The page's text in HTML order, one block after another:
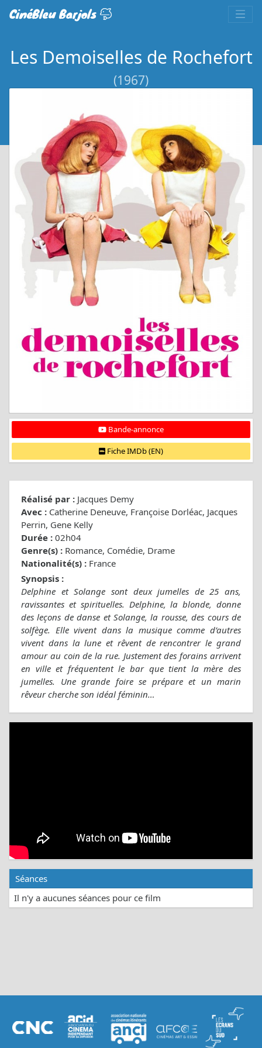
CinéBleu Barjols
Les Demoiselles de Rochefort
(1967)
Bande-annonce
Fiche IMDb (EN)
Réalisé par : Jacques Demy
Avec : Catherine Deneuve, Françoise Dorléac, Jacques
Perrin, Gene Kelly
Durée : 02h04
Genre(s) : Romance, Comédie, Drame
Nationalité(s) : France
Synopsis :
Delphine et Solange sont deux jumelles de 25 ans,
ravissantes et spirituelles. Delphine, la blonde, donne
des leçons de danse et Solange, la rousse, des cours de
solfège. Elle vivent dans la musique comme d’autres
vivent dans la lune et rêvent de rencontrer le grand
amour au coin de la rue. Justement des forains arrivent
en ville et fréquentent le bar que tient la mère des
jumelles. Une grande foire se prépare et un marin
rêveur cherche son idéal féminin…
Séances
Il n'y a aucunes séances pour ce film